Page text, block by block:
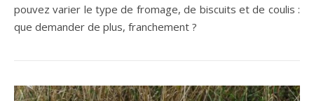
pouvez varier le type de fromage, de biscuits et de coulis :
que demander de plus, franchement ?